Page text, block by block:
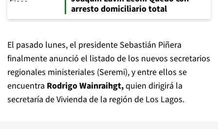
arresto domiciliario total
El pasado lunes, el presidente Sebastián Piñera
finalmente anunció el listado de los nuevos secretarios
regionales ministeriales (Seremi), y entre ellos se
encuentra Rodrigo Wainraihgt,quien dirigirá la
secretaría de Vivienda de la región de Los Lagos.